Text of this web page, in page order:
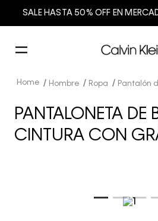
SALE HASTA 50% OFF EN
Hombre Ropa Pantalón
PANTALONETA DE
CINTURA CON